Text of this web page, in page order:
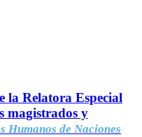
la Relatora Especial
magistrados y
Humanos de Naciones